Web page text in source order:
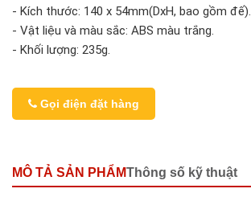
- Kích thước: 140 x 54mm(DxH, bao gồm đế).
- Vật liệu và màu sắc: ABS màu trắng.
- Khối lượng: 235g.
Gọi điện đặt hàng
MÔ TẢ SẢN PHẨMThông số kỹ thuật